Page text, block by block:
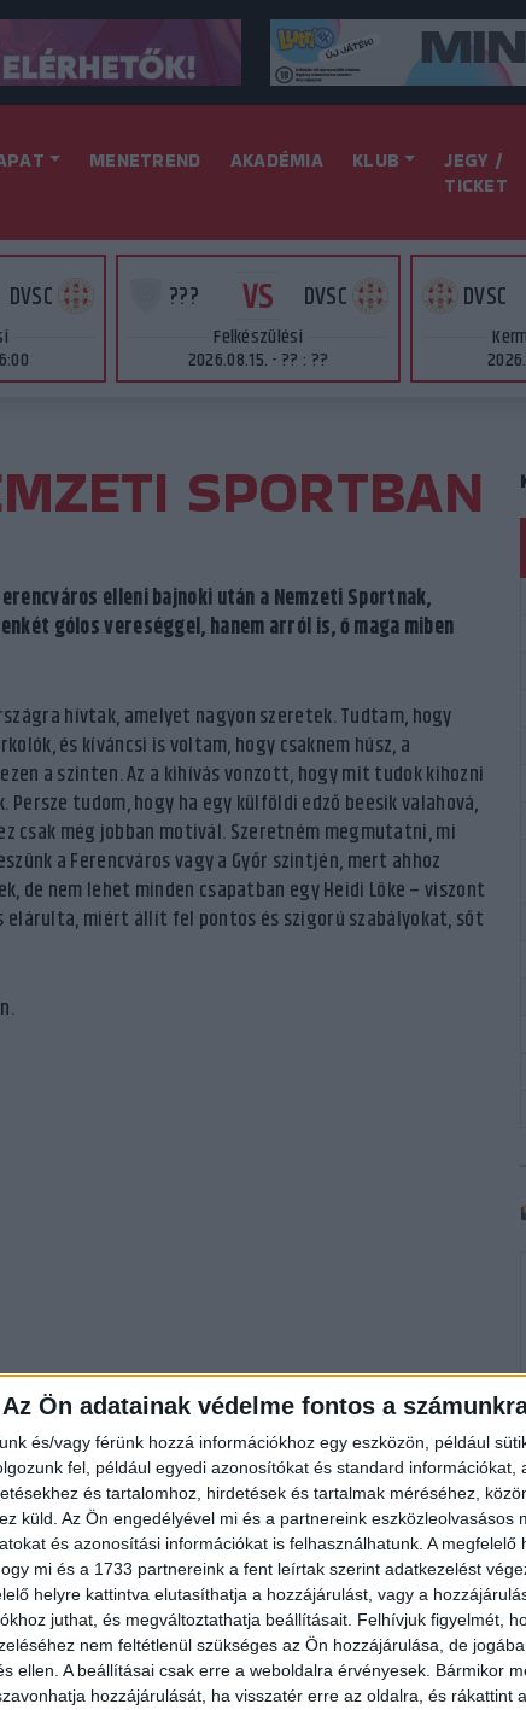
Az Ön adatainak védelme fontos a
és/vagy férünk hozzá információkhoz egy eszközön, például
fel, például egyedi azonosítókat és standard információkat,
és tartalomhoz, hirdetések és tartalmak méréséhez,
küld. Az Ön engedélyével mi és a partnereink eszközleolvasásos
és azonosítási információkat is felhasználhatunk. A megfelelő
mi és a 1733 partnereink a fent leírtak szerint adatkezelést
helyre kattintva elutasíthatja a hozzájárulást, vagy a
juthat, és megváltoztathatja beállításait. Felhívjuk figyelmét,
nem feltétlenül szükséges az Ön hozzájárulása, de
ellen. A beállításai csak erre a weboldalra érvényesek. Bármikor
hozzájárulását, ha visszatér erre az oldalra, és rákattint
MENETREND AKADÉMIA KLUB
JEGY /
TICKET
DVSC ??? VS DVSC
Felkészülési
2026.08.15. - ?? : ??
DVSC
SPORTBAN
elleni bajnoki után a Nemzeti Sportnak,
gólos vereséggel, hanem arról is, ő maga miben
hívtak, amelyet nagyon szeretek. Tudtam, hogy
és kíváncsi is voltam, hogy csaknem húsz, a
a szinten. Az a kihívás vonzott, hogy mit tudok kihozni
tudom, hogy ha egy külföldi edző beesik valahová,
csak még jobban motivál. Szeretném megmutatni, mi
a Ferencváros vagy a Győr szintjén, mert ahhoz
de nem lehet minden csapatban egy Heidi Löke – viszont
elárulta, miért állít fel pontos és szigorú szabályokat, sőt